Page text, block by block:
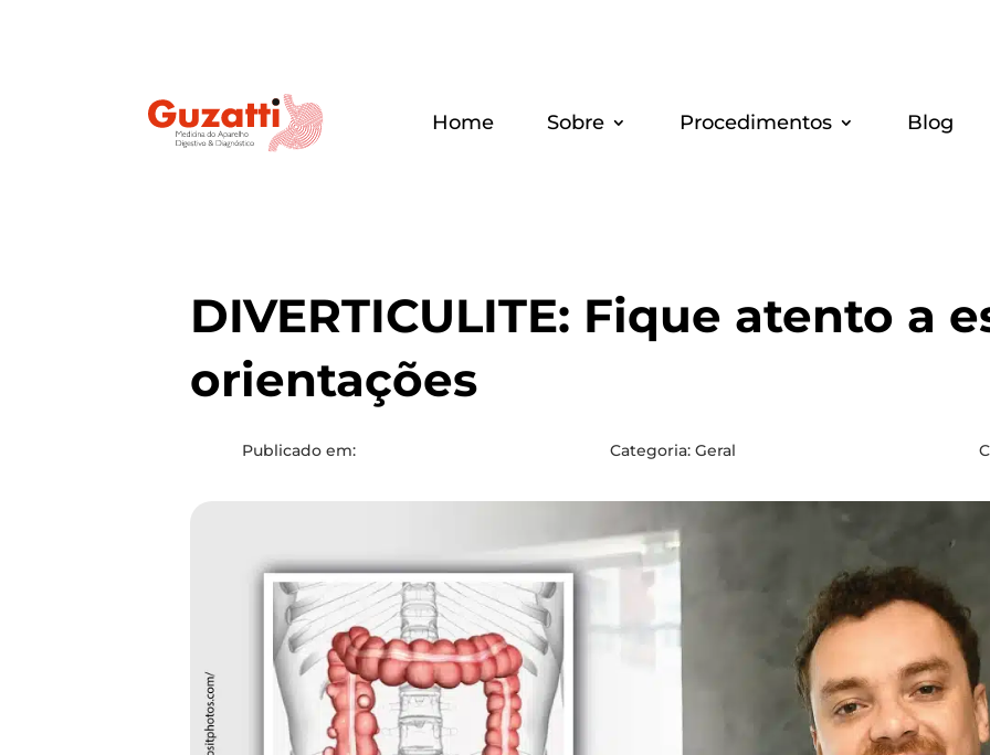
Home Sobre Pro­ce­di­men­tos Blog
DIVERTICULITE: Fique aten­to a
orientações
Publicado em: Categoria:Geral